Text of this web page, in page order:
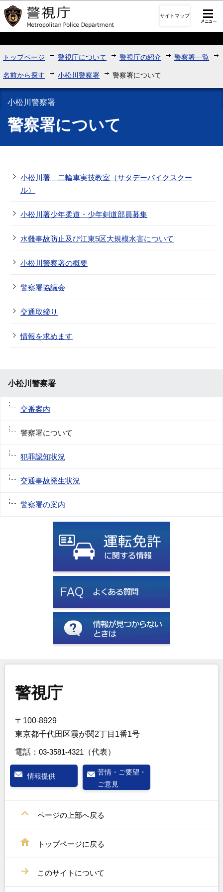
このページの本文へ移動
サイトマップ
トップページ 警視庁について 警視庁の紹介 警察署一覧
名前から探す 小松川警察署 警察署について
小松川警察署
警察署について
小松川署 二輪車実技教室（サタデーバイクスクー
ル）
小松川署少年柔道・少年剣道部員募集
水難事故防止及び江東5区大規模水害について
小松川警察署の概要
警察署協議会
交通取締り
情報を求めます
小松川警察署
交番案内
警察署について
犯罪認知状況
交通事故発生状況
警察署の案内
警視庁
〒100-8929
東京都千代田区霞が関2丁目1番1号
電話： 03-3581-4321 （代表）
情報提供
苦情・ご要望・
ご意見
ページの上部へ戻る
トップページに戻る
このサイトについて